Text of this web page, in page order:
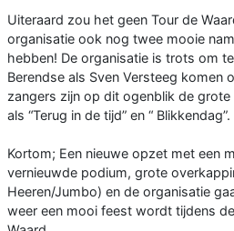
Uiteraard zou het geen Tour de
organisatie ook nog twee mooie
hebben! De organisatie is trots om
Berendse als Sven Versteeg komen
zangers zijn op dit ogenblik de
als “Terug in de tijd” en “ Blikkendag”.
Kortom; Een nieuwe opzet met een
vernieuwde podium, grote
Heeren/Jumbo) en de organisatie
weer een mooi feest wordt tijdens